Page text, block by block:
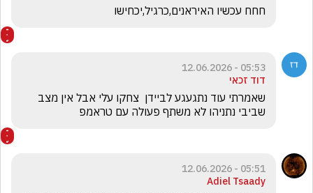
חחח עכשיו האיראנים,כרגיל,יכחישו
05:53 - 12.06.2026
דוד זכאי
שביבי נתניהו לא משתף פעולה עם טראמפ
05:51 - 12.06.2026
Adiel Tsaady